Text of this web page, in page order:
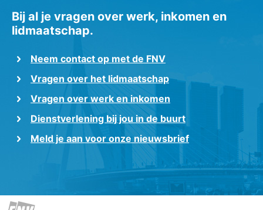
Bij al je vragen over werk, inkomen en
lidmaatschap.
Neem contact op met de FNV
Vragen over het lidmaatschap
Vragen over werk en inkomen
Dienstverlening bij jou in de buurt
Meld je aan voor onze nieuwsbrief